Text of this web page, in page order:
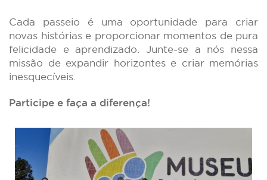
Cada passeio é uma oportunidade para criar
novas histórias e proporcionar momentos de pura
felicidade e aprendizado. Junte-se a nós nessa
missão de expandir horizontes e criar memórias
inesquecíveis.
Participe e faça a diferença!